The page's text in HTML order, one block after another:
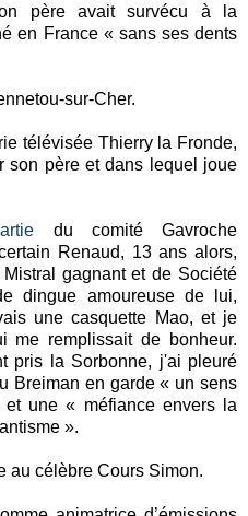
père avait survécu à la
en France « sans ses dents
sur-Cher.
télévisée Thierry la Fronde,
son père et dans lequel joue
du comité Gavroche
Renaud, 13 ans alors,
gagnant et de Société
dingue amoureuse de lui,
une casquette Mao, et je
me remplissait de bonheur.
pris la Sorbonne, j'ai pleuré
Breiman en garde « un sens
une « méfiance envers la
».
au célèbre Cours Simon.